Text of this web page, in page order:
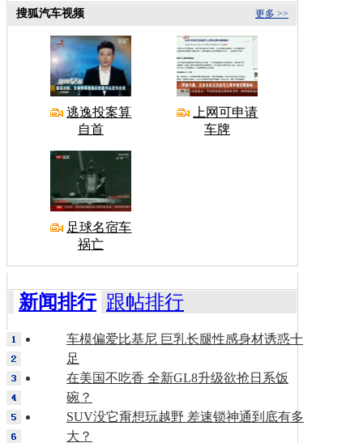
更多 >>
搜狐汽车视频
逃逸投案算
自首
上网可申请
车牌
足球名宿车
祸亡
新闻排行 跟帖排行
车模偏爱比基尼 巨乳长腿性感身材诱惑十
足
在美国不吃香 全新GL8升级欲抢日系饭
碗？
SUV没它甭想玩越野 差速锁神通到底有多
大？